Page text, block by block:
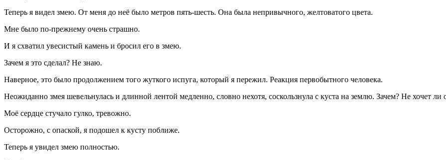
Теперь я видел змею. От меня до неё было метров пять-шесть. Она была непривычного, желтоватого цвета.
Мне было по-прежнему очень страшно.
И я схватил увесистый камень и бросил его в змею.
Зачем я это сделал? Не знаю.
Наверное, это было продолжением того жуткого испуга, который я пережил. Реакция первобытного человека.
Неожиданно змея шевельнулась и длинной лентой медленно, словно нехотя, соскользнула с куста на землю. Зачем? Не хочет ли
Моё сердце стучало гулко, тревожно.
Осторожно, с опаской, я подошел к кусту поближе.
Теперь я увидел змею полностью.